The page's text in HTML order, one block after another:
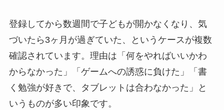
登録してから数週間で子どもが開かなくなり、気
づいたら3ヶ月が過ぎていた、というケースが複数
確認されています。理由は「何をやればいいかわ
からなかった」「ゲームへの誘惑に負けた」「書
く勉強が好きで、タブレットは合わなかった」と
いうものが多い印象です。